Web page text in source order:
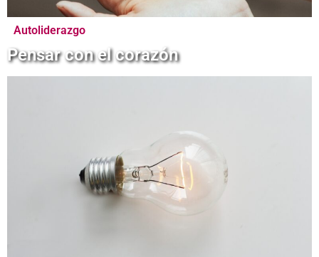
Autoliderazgo
Pensar con el corazón